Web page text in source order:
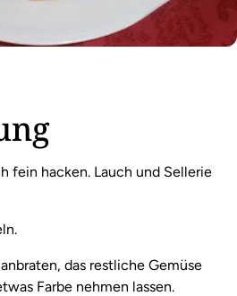
fein hacken. Lauch und Sellerie
das restliche Gemüse
Farbe nehmen lassen.